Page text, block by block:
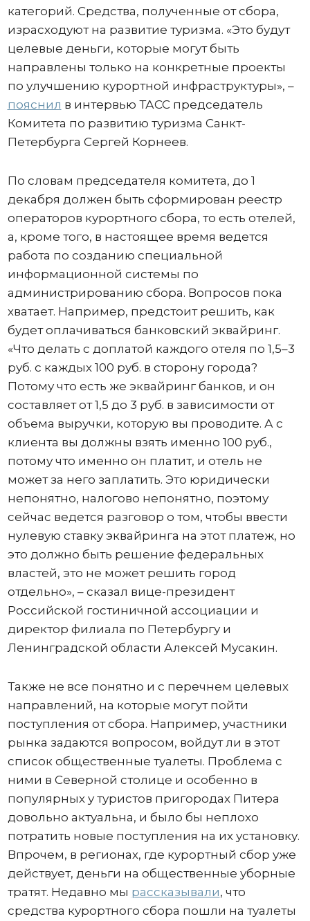
категорий. Средства, полученные от сбора,
израсходуют на развитие туризма. «Это будут
целевые деньги, которые могут быть
направлены только на конкретные проекты
по улучшению курортной инфраструктуры», –
пояснил в интервью ТАСС председатель
Комитета по развитию туризма Санкт-
Петербурга Сергей Корнеев.
По словам председателя комитета, до 1
декабря должен быть сформирован реестр
операторов курортного сбора, то есть отелей,
а, кроме того, в настоящее время ведется
работа по созданию специальной
информационной системы по
администрированию сбора. Вопросов пока
хватает. Например, предстоит решить, как
будет оплачиваться банковский эквайринг.
«Что делать с доплатой каждого отеля по 1,5–3
руб. с каждых 100 руб. в сторону города?
Потому что есть же эквайринг банков, и он
составляет от 1,5 до 3 руб. в зависимости от
объема выручки, которую вы проводите. А с
клиента вы должны взять именно 100 руб.,
потому что именно он платит, и отель не
может за него заплатить. Это юридически
непонятно, налогово непонятно, поэтому
сейчас ведется разговор о том, чтобы ввести
нулевую ставку эквайринга на этот платеж, но
это должно быть решение федеральных
властей, это не может решить город
отдельно», – сказал вице-президент
Российской гостиничной ассоциации и
директор филиала по Петербургу и
Ленинградской области Алексей Мусакин.
Также не все понятно и с перечнем целевых
направлений, на которые могут пойти
поступления от сбора. Например, участники
рынка задаются вопросом, войдут ли в этот
список общественные туалеты. Проблема с
ними в Северной столице и особенно в
популярных у туристов пригородах Питера
довольно актуальна, и было бы неплохо
потратить новые поступления на их установку.
Впрочем, в регионах, где курортный сбор уже
действует, деньги на общественные уборные
тратят. Недавно мы рассказывали, что
средства курортного сбора пошли на туалеты